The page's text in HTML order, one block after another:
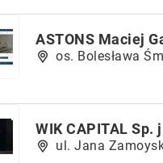
ASTONS Maciej
os. Bolesława
WIK CAPITAL Sp.
ul. Jana